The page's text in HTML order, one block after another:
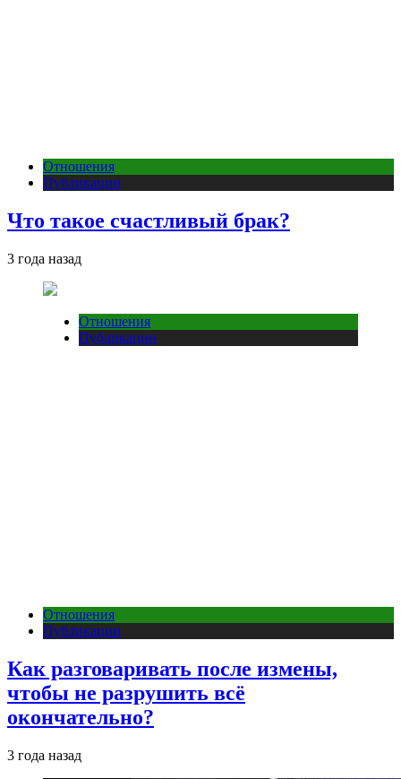
Отношения
Публикации
Что такое счастливый брак?
3 года назад
Отношения
Публикации
Отношения
Публикации
Как разговаривать после измены,
чтобы не разрушить всё
окончательно?
3 года назад